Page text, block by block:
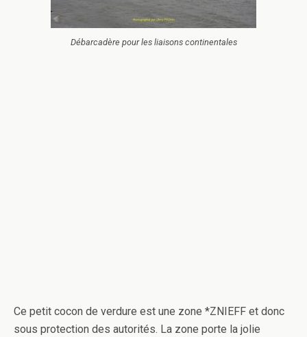
Débarcadère pour les liaisons continentales
Ce petit cocon de verdure est une zone *ZNIEFF et donc
sous protection des autorités. La zone porte la jolie